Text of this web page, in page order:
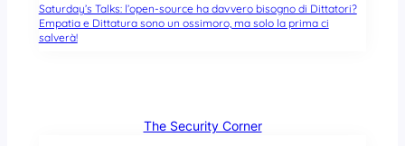
Saturday’s Talks: l’open-source ha davvero bisogno di Dittatori?
Empatia e Dittatura sono un ossimoro, ma solo la prima ci
salverà!
The Security Corner